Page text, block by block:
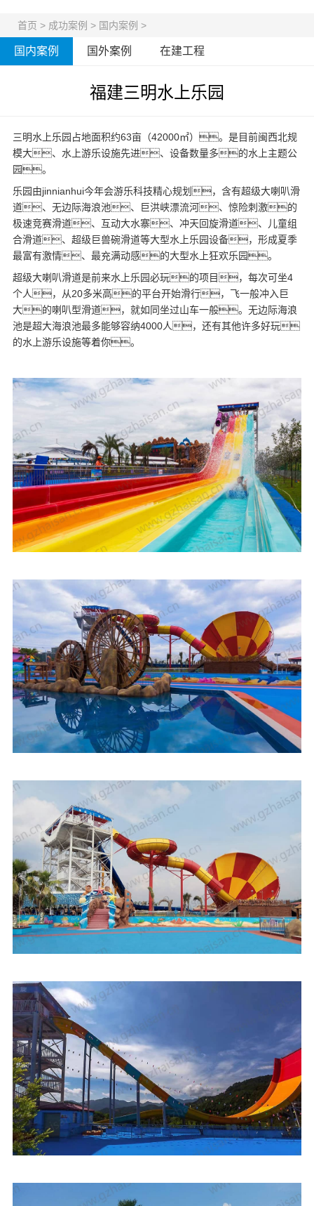
首页 > 成功案例 > 国内案例 >
国内案例 国外案例 在建工程
福建三明水上乐园
三明水上乐园占地面积约63亩（42000㎡）。是目前闽西北规
模大、 水上游乐设施先进、设备数量多的水上主题公
园。
乐园由jinnianhui今年会游乐科技精心规划，含有超级大喇叭滑
道、无边际海浪池、巨洪峡漂流河、惊险刺激的
极速竞赛滑道、互动大水寨、冲天回旋滑道、儿童组
合滑道、超级巨兽碗滑道等大型水上乐园设备，形成夏季
最富有激情、最充满动感的大型水上狂欢乐园。
超级大喇叭滑道是前来水上乐园必玩的项目，每次可坐4
个人，从20多米高的平台开始滑行，飞一般冲入巨
大的喇叭型滑道，就如同坐过山车一般。无边际海浪
池是超大海浪池最多能够容纳4000人，还有其他许多好玩
的水上游乐设施等着你。